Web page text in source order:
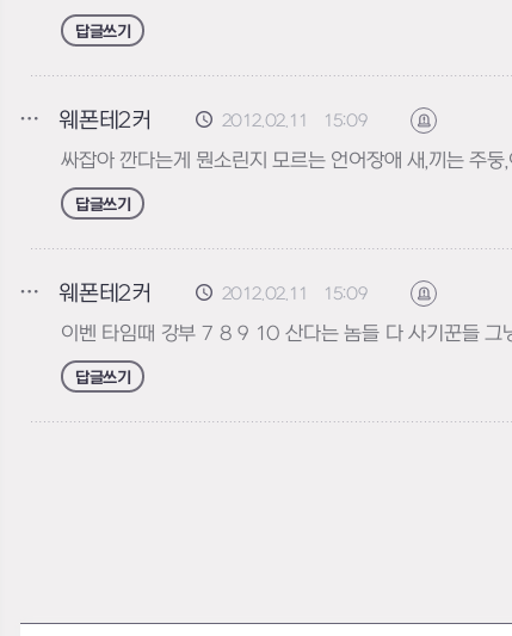
답글쓰기
웨폰테2커 2012.02.11 15:09 신고하기
싸잡아 깐다는게 뭔소린지 모르는 언어장애 새,끼는 주둥
답글쓰기
웨폰테2커 2012.02.11 15:09 신고하기
이벤 타임때 강부 7 8 9 10 산다는 놈들 다 사기꾼들 그
답글쓰기